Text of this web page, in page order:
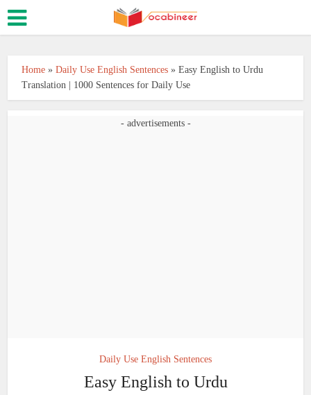
Home »Daily Use English Sentences »Easy English to Urdu
Translation | 1000 Sentences for Daily Use
- advertisements -
Daily Use English Sentences
Easy English to Urdu